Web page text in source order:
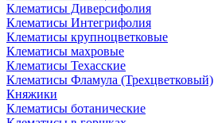
Клематисы Диверсифолия
Клематисы Интегрифолия
Клематисы крупноцветковые
Клематисы махровые
Клематисы Техасские
Клематисы Фламула (Трехцветковый)
Княжики
Клематисы ботанические